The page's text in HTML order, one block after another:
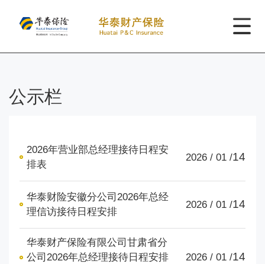
公示栏
2026年营业部总经理接待日程安
排表
2026 / 01 /14
华泰财险安徽分公司2026年总经
理信访接待日程安排
2026 / 01 /14
华泰财产保险有限公司甘肃省分
公司2026年总经理接待日程安排
2026 / 01 /14